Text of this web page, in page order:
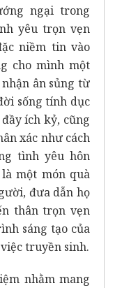
ngại trong
yêu trọn vẹn
niềm tin vào
cho mình một
ân sủng từ
sống tính dục
ích kỷ, cũng
xác như cách
tình yêu hôn
một món quà
đưa dẫn họ
thân trọn vẹn
sáng tạo của
truyền sinh.
nhằm mang